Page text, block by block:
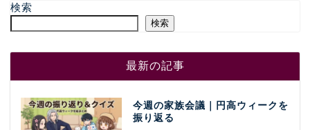
検索
検索
最新の記事
今週の家族会議｜円高ウィークを
振り返る